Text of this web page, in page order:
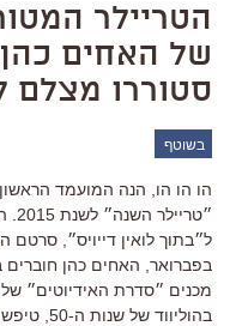
הטריילר
של האחים כהן.
סטוררו מצלם
בשוטף
ל״בתוך לואין דייויס״, סרטם
בפברואר, האחים כהן חוברים
מכנים ״סדרת האידיוטים״
בהוליווד של שנות ה-50, טיפש ושיכור. כשהכוכב […]